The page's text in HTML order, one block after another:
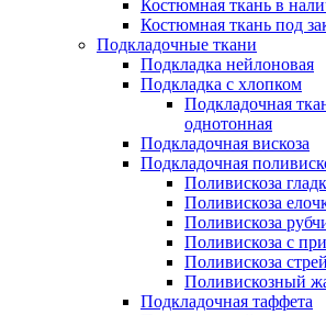
Костюмная ткань в
Костюмная ткань под
Подкладочные ткани
Подкладка нейлоновая
Подкладка с хлопком
Подкладочная
однотонная
Подкладочная вискоза
Подкладочная
Поливискоза
Поливискоза
Поливискоза
Поливискоза с
Поливискоза
Поливискозный
Подкладочная таффета